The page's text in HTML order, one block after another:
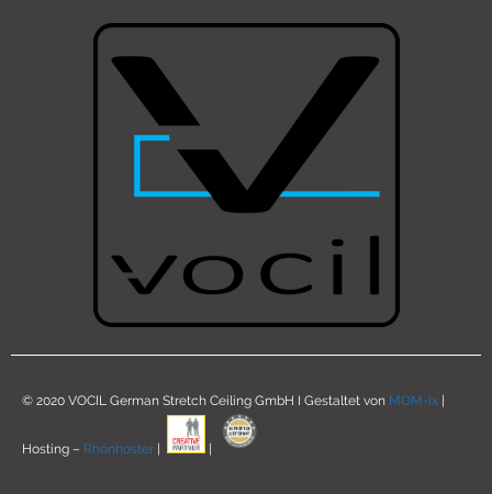
© 2020 VOCIL German Stretch Ceiling GmbH I Gestaltet von MOM-ix
Hosting – Rhönhoster